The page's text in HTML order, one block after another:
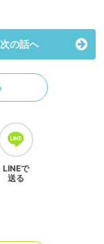
次の話へ
LINEで
送る